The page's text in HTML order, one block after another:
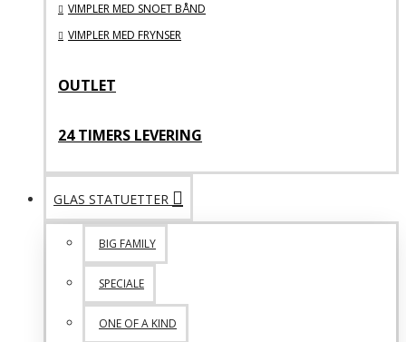
VIMPLER MED SNOET BÅND
VIMPLER MED FRYNSER
OUTLET
24 TIMERS LEVERING
GLAS STATUETTER
BIG FAMILY
SPECIALE
ONE OF A KIND